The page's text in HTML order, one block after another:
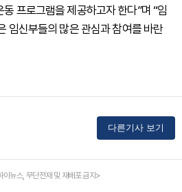
프로그램을 제공하고자 한다”며 “임
임신부들의 많은 관심과 참여를 바란
다른기사 보기
뉴스, 무단전재 및 재배포 금지>